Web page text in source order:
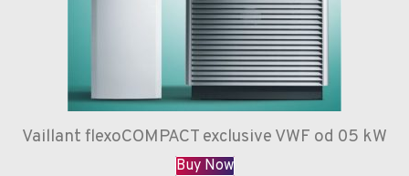
Vaillant flexoCOMPACT exclusive VWF od 05 kW
Buy Now